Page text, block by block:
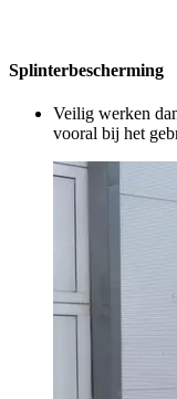
Splinterbescherming
Veilig werken
vooral bij het